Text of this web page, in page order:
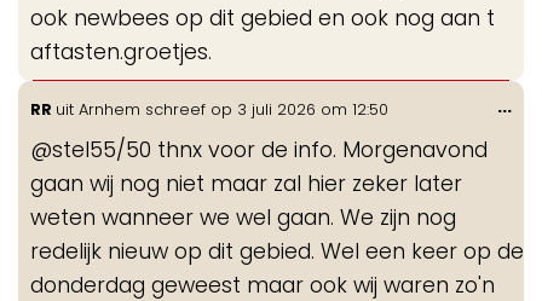
ook newbees op dit gebied en ook nog aan t
aftasten.groetjes.
RR uit Arnhem schreef op 3 juli 2026 om 12:50
@stel55/50 thnx voor de info. Morgenavond
gaan wij nog niet maar zal hier zeker later
weten wanneer we wel gaan. We zijn nog
redelijk nieuw op dit gebied. Wel een keer op de
donderdag geweest maar ook wij waren zo'n
...